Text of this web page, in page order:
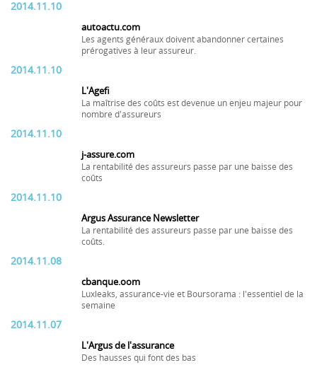
2014.11.10
autoactu.com
Les agents généraux doivent abandonner certaines
prérogatives à leur assureur.
2014.11.10
L'Agefi
La maîtrise des coûts est devenue un enjeu majeur pour
nombre d'assureurs
2014.11.10
j-assure.com
La rentabilité des assureurs passe par une baisse des
coûts
2014.11.10
Argus Assurance Newsletter
La rentabilité des assureurs passe par une baisse des
coûts.
2014.11.08
cbanque.oom
Luxleaks, assurance-vie et Boursorama : l'essentiel de la
semaine
2014.11.07
L'Argus de l'assurance
Des hausses qui font des bas